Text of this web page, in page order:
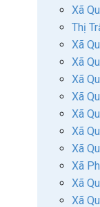
Xã
Thị
Xã
Xã
Xã
Xã
Xã
Xã
Xã
Xã
Xã
Xã